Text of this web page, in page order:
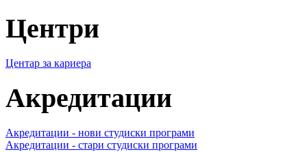
Центри
Центар за кариера
Акредитации
Акредитации - нови студиски програми
Акредитации - стари студиски програми